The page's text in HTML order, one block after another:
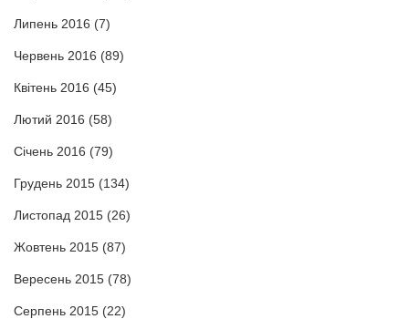
Липень 2016 (7)
Червень 2016 (89)
Квітень 2016 (45)
Лютий 2016 (58)
Січень 2016 (79)
Грудень 2015 (134)
Листопад 2015 (26)
Жовтень 2015 (87)
Вересень 2015 (78)
Серпень 2015 (22)